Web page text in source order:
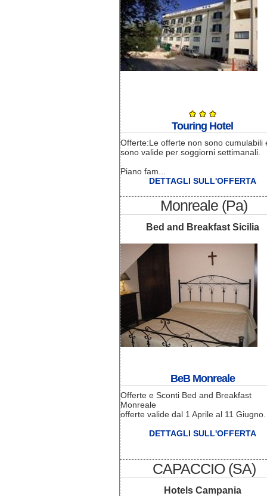
Touring Hotel
Offerte:Le offerte non sono cumulabili
sono valide per soggiorni settimanali.
Piano fam...
DETTAGLI SULL'OFFERTA
Monreale (Pa)
Bed and Breakfast Sicilia
BeB Monreale
Offerte e Sconti Bed and Breakfast
Monreale
offerte valide dal 1 Aprile al 11 Giugno.
DETTAGLI SULL'OFFERTA
CAPACCIO (SA)
Hotels Campania